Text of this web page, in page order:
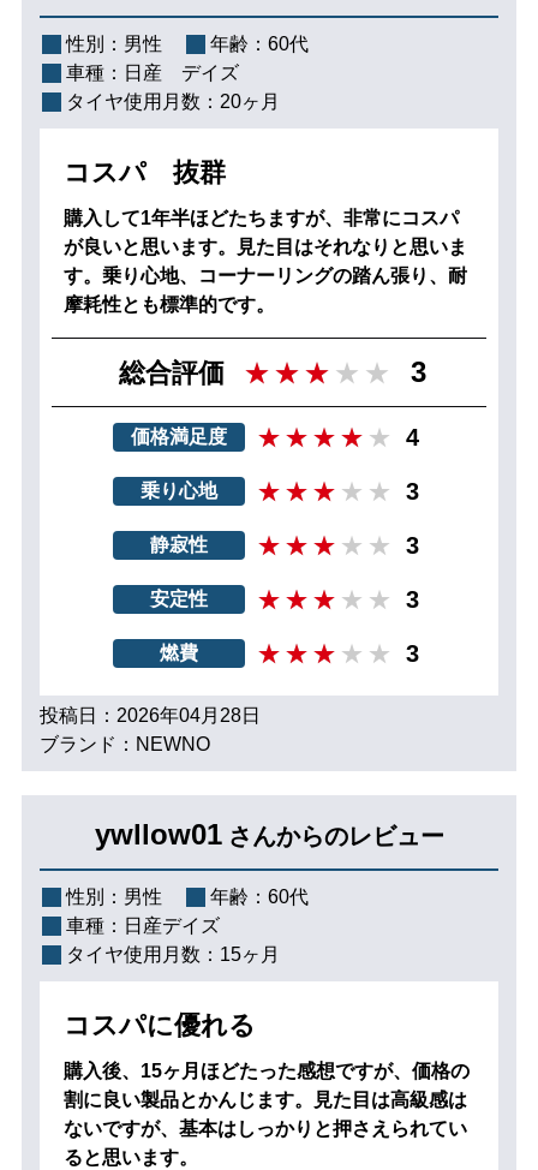
性別： 男性 年齢： 60代
車種： 日産 デイズ
タイヤ使用月数： 20ヶ月
コスパ 抜群
購入して1年半ほどたちますが、非常にコスパ
が良いと思います。見た目はそれなりと思いま
す。乗り心地、コーナーリングの踏ん張り、耐
摩耗性とも標準的です。
総合評価 3
価格満足度 4
乗り心地 3
静寂性 3
安定性 3
燃費 3
投稿日：2026年04月28日
ブランド：NEWNO
ywllow01 さんからのレビュー
性別： 男性 年齢： 60代
車種： 日産デイズ
タイヤ使用月数： 15ヶ月
コスパに優れる
購入後、15ヶ月ほどたった感想ですが、価格の
割に良い製品とかんじます。見た目は高級感は
ないですが、基本はしっかりと押さえられてい
ると思います。